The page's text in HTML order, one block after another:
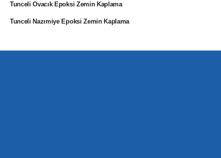
Tunceli Ovacık Epoksi Zemin Kaplama
Tunceli Nazımiye Epoksi Zemin Kaplama